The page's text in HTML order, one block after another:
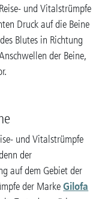
und Vitalstrümpfe
Druck auf die Beine
Blutes in Richtung
der Beine,
und Vitalstrümpfe
der
auf dem Gebiet der
der MarkeGilofa